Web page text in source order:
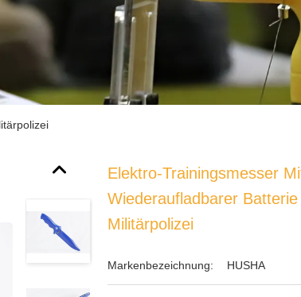
Elektro-Trainingsmesser
Wiederaufladbarer
Militärpolizei
Markenbezeichnung: HUSHA